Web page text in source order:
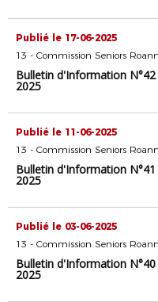
Publié le 17-06-2025
13 - Commission Seniors
Bulletin d'Information N°42
2025
Publié le 11-06-2025
13 - Commission Seniors
Bulletin d'Information
2025
Publié le 03-06-2025
13 - Commission Seniors
Bulletin d'Information N°40
2025